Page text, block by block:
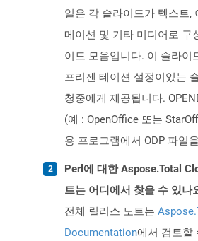
일은 각 슬라이드가 텍스트,
메이션 및 기타 미디어로 구
이드 모음입니다. 이 슬라이
프리젠 테이션 설정이있는
청중에게 제공됩니다.
(예 : OpenOffice 또는
용 프로그램에서 ODP 파일
Perl에 대한 Aspose.Total
트는 어디에서 찾을 수 있나
전체 릴리스 노트는
Documentation에서 검토할